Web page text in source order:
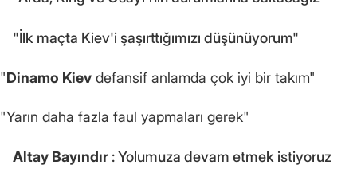
"İlk maçta Kiev'i şaşırttığımızı düşünüyorum"
"Dinamo Kiev defansif anlamda çok iyi bir takım"
"Yarın daha fazla faul yapmaları gerek"
Altay Bayındır : Yolumuza devam etmek istiyoruz